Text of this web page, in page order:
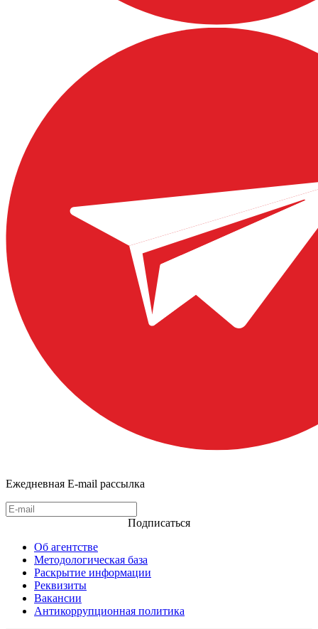
Ежедневная E-mail рассылка
Подписаться
Об агентстве
Методологическая база
Раскрытие информации
Реквизиты
Вакансии
Антикоррупционная политика